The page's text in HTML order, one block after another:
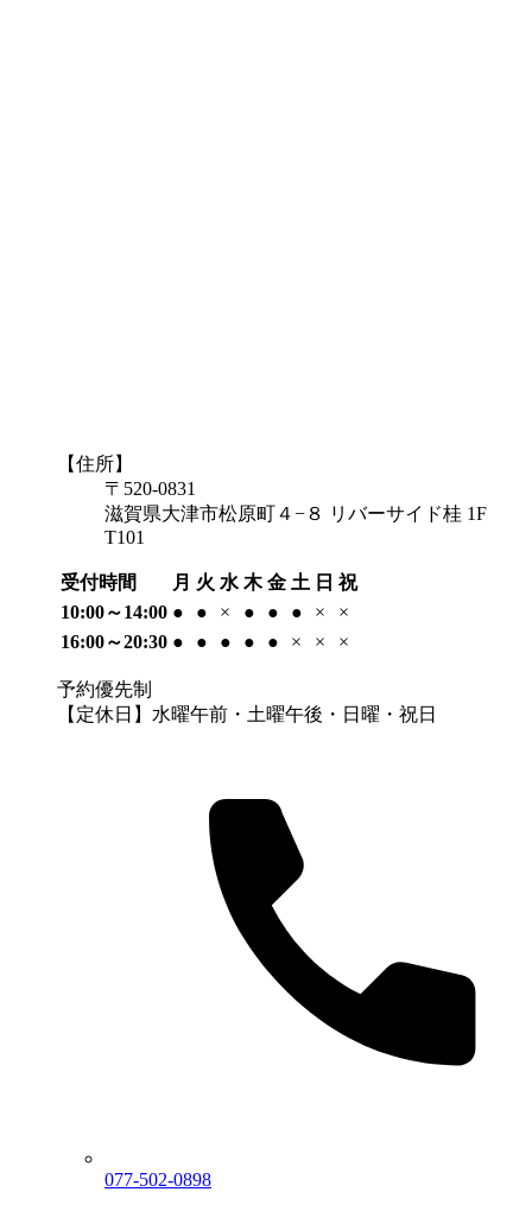
【住所】
〒520-0831
滋賀県大津市松原町４−８ リバーサイド桂 1F
T101
受付時間 月 火 水 木 金 土 日 祝
10:00～14:00 ● ● × ● ● ● ×
×
16:00～20:30 ● ● ● ● ● × × ×
予約優先制
【定休日】水曜午前・土曜午後・日曜・祝日
077-502-0898